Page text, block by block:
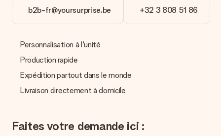
Paiement
Nous proposons les formes de paiement suivantes : Paypal,
carte bancaire ou par virement bancaire. Comptez un délai de
3 jours supplémentaires pour la livraison de votre cadeau en
cas de paiement par virement bancaire.
Réception du cadeau
fait ?
Nous déplorons le fait que votre cadeau ne vous plaise pas.
b2b-fr@yoursurprise.be +32 3 808 51 86
Personnalisation à l'unité
Production rapide
Expédition partout dans le monde
Livraison directement à domicile
Faites votre demande ici :